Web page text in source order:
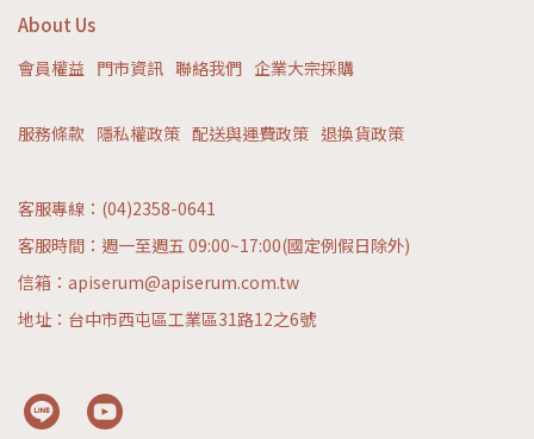
About Us
會員權益 門市資訊 聯絡我們 企業大宗採購
服務條款 隱私權政策 配送與運費政策 退換貨政策
客服專線：(04)2358-0641
客服時間：週一至週五 09:00~17:00(國定例假日除外)
信箱：apiserum@apiserum.com.tw
地址：台中市西屯區工業區31路12之6號